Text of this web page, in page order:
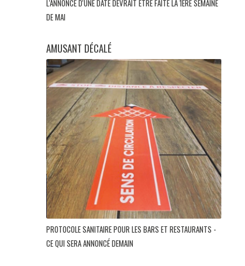
L'ANNONCE D'UNE DATE DEVRAIT ÊTRE FAITE LA 1ÈRE SEMAINE
DE MAI
AMUSANT DÉCALÉ
PROTOCOLE SANITAIRE POUR LES BARS ET RESTAURANTS -
CE QUI SERA ANNONCÉ DEMAIN